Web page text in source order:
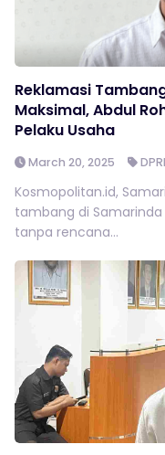
Reklamasi
Maksimal, Abdul
Pelaku Usaha
March 20, 2025
Kosmopolitan.id,
tambang di
tanpa rencana...